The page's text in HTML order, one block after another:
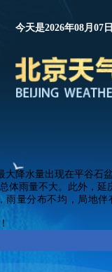
今天是2026年08月07
降水量出现在平谷石盆
雨量不大。此外，延
雨量分布不均，局地